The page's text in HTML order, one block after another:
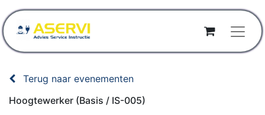
Terug naar evenementen
Hoogtewerker (Basis / IS-005)